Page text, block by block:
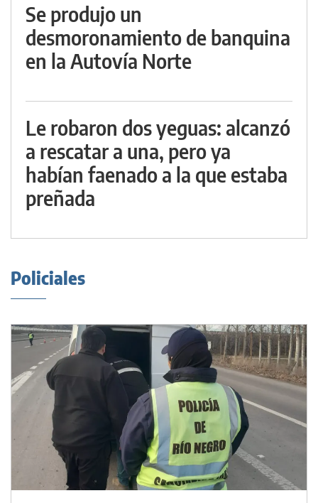
Se produjo un
desmoronamiento de banquina
en la Autovía Norte
Le robaron dos yeguas: alcanzó
a rescatar a una, pero ya
habían faenado a la que estaba
preñada
Policiales